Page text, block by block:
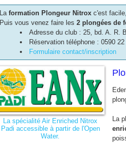
La formation Plongeur Nitrox c'est facile,
Puis vous venez faire les 2 plongées de
Adresse du club : 25, bd. A. R.
Réservation téléphone : 0590
Formulaire contact/inscription
La spécialité Air Enriched Nitrox
Padi accessible à partir de l'Open
Water.
La